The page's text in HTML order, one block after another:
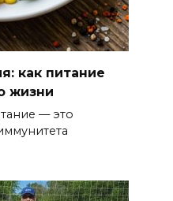
как питание
жизни
— это